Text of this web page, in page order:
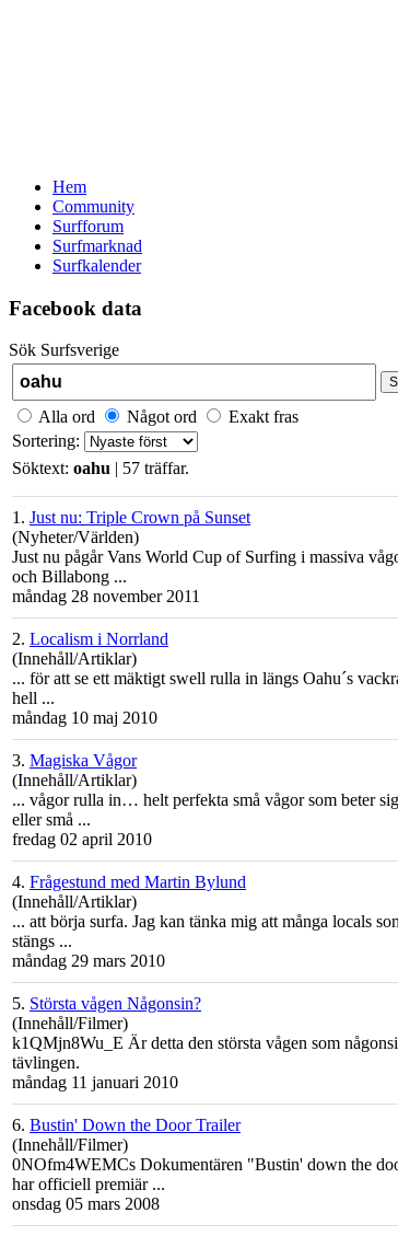
Hem
Community
Surfforum
Surfmarknad
Surfkalender
Facebook data
Sök Surfsverige
Alla ord Något ord
Exakt fras
Sortering:
Söktext: oahu | 57 träffar.
1. Just nu: Triple Crown på Sunset
(Nyheter/Världen)
Just nu pågår Vans World Cup of Surfing i massiva
och Billabong ...
måndag 28 november 2011
2. Localism i Norrland
(Innehåll/Artiklar)
... för att se ett mäktigt swell rulla in längs Oahu´s
hell ...
måndag 10 maj 2010
3. Magiska Vågor
(Innehåll/Artiklar)
... vågor rulla in… helt perfekta små vågor som beter
eller små ...
fredag 02 april 2010
4. Frågestund med Martin Bylund
(Innehåll/Artiklar)
... att börja surfa. Jag kan tänka mig att många locals
stängs ...
måndag 29 mars 2010
5. Största vågen Någonsin?
(Innehåll/Filmer)
k1QMjn8Wu_E Är detta den största vågen som
tävlingen.
måndag 11 januari 2010
6. Bustin' Down the Door Trailer
(Innehåll/Filmer)
0NOfm4WEMCs Dokumentären "Bustin' down the
har officiell premiär ...
onsdag 05 mars 2008